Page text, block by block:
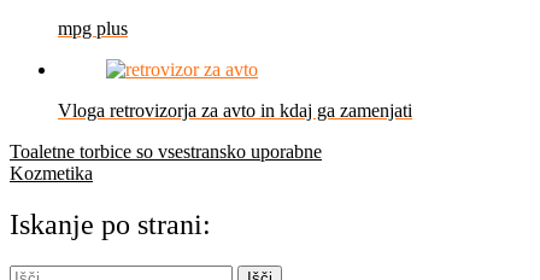
mpg plus
Vloga retrovizorja za avto in kdaj ga zamenjati
Navigacija
prispevka
Toaletne torbice so vsestransko uporabne
Kozmetika
Iskanje po strani:
Išči: